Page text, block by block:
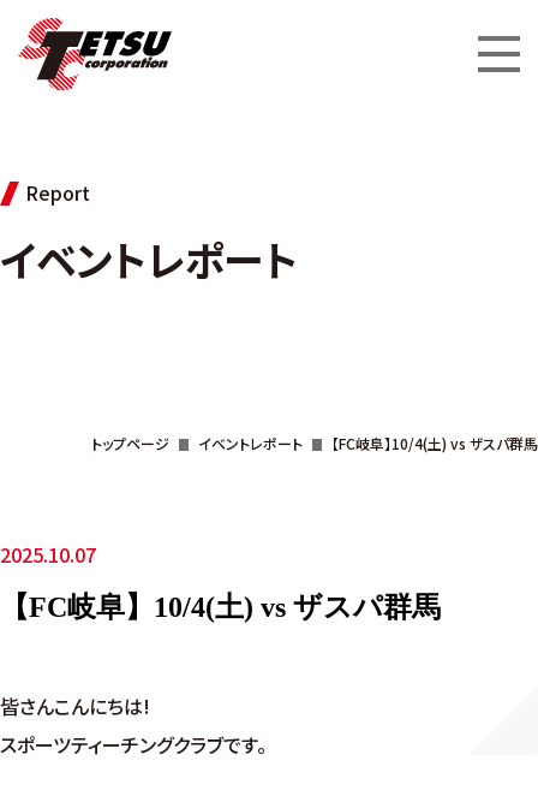
Report
イベントレポート
トップページ イベントレポート 【FC岐阜】10/4(土) vs ザスパ群馬
2025.10.07
【FC岐阜】10/4(土) vs ザスパ群馬
皆さんこんにちは!
スポーツティーチングクラブです。